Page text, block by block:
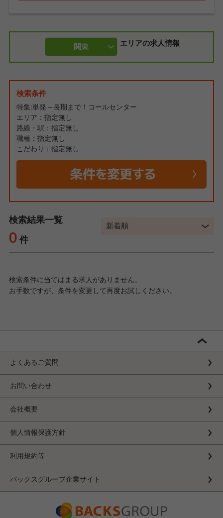
関東 エリアの求人情報
検索条件
特集:単発～長期まで！コールセンター
エリア：指定無し
路線・駅：指定無し
職種：指定無し
こだわり：指定無し
検索結果一覧
0 件
検索条件に当てはまる求人がありません。
お手数ですが、条件を変更して再度お試しください。
よくあるご質問
お問い合わせ
会社概要
個人情報保護方針
利用規約等
バックスグループ企業サイト